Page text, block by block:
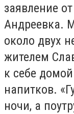
заявление
Андреевка.
около двух
жителем
к себе
напитков.
ночи, а